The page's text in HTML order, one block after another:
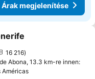
Árak megjelenítése
a kedvencekhez
16 216
Abona, 13.3 km-re innen:
Américas